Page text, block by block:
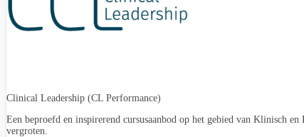
Clinical Leadership (CL Performance)
Een beproefd en inspirerend cursusaanbod op het gebied van Klinisch
vergroten.